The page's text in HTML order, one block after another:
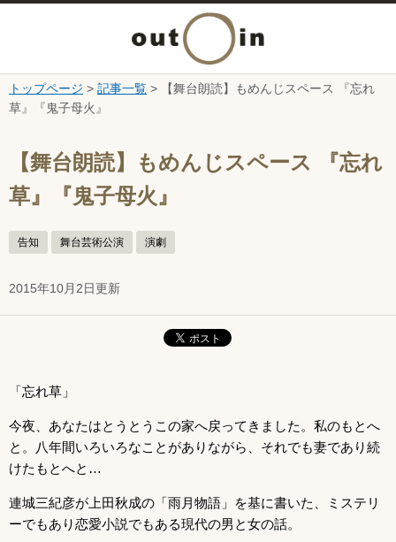
本文へ
ニ
ュ
ー
を
開
く
トップページ > 記事一覧 > 【舞台朗読】もめんじスペース 『忘れ
草』『鬼子母火』
【舞台朗読】もめんじスペース 『忘れ
草』『鬼子母火』
告知 舞台芸術公演 演劇
2015年10月2日更新
「忘れ草」
今夜、あなたはとうとうこの家へ戻ってきました。私のもとへ
と。八年間いろいろなことがありながら、それでも妻であり続
けたもとへと…
連城三紀彦が上田秋成の「雨月物語」を基に書いた、ミステリ
ーでもあり恋愛小説でもある現代の男と女の話。